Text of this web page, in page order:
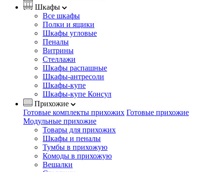
Шкафы
Все шкафы
Полки и ящики
Шкафы угловые
Пеналы
Витрины
Стеллажи
Шкафы распашные
Шкафы-антресоли
Шкафы-купе
Шкафы-купе Консул
Прихожие
Готовые комплекты прихожих Готовые прихожие
Модульные прихожие
Товары для прихожих
Шкафы и пеналы
Тумбы в прихожую
Комоды в прихожую
Вешалки